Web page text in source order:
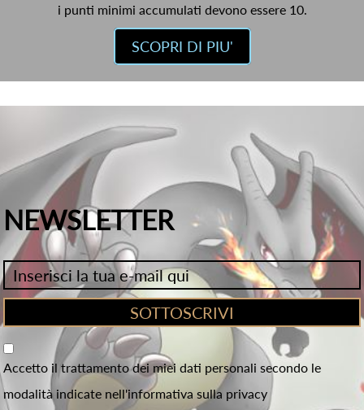
i punti minimi accumulati devono essere 10.
SCOPRI DI PIU'
NEWSLETTER
Accetto il trattamento dei miei dati personali secondo le
modalità indicate nell'informativa sulla privacy